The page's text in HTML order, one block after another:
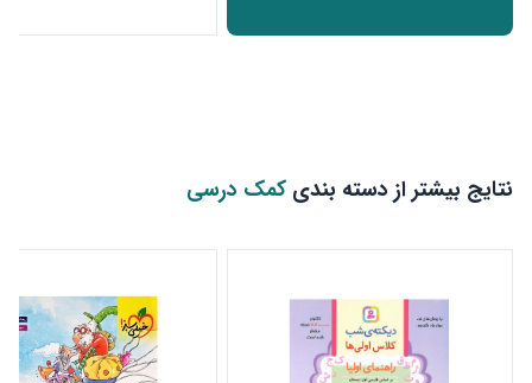
نتایج بیشتر از دسته بندی کمک درسی